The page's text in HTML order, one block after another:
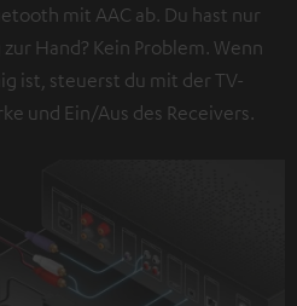
mit AAC ab. Du hast nur
Hand? Kein Problem. Wenn
ist, steuerst du mit der TV-
und Ein/Aus des Receivers.